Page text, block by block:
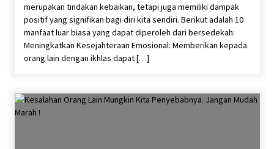
merupakan tindakan kebaikan, tetapi juga memiliki dampak
positif yang signifikan bagi diri kita sendiri. Berikut adalah 10
manfaat luar biasa yang dapat diperoleh dari bersedekah:
Meningkatkan Kesejahteraan Emosional: Memberikan kepada
orang lain dengan ikhlas dapat […]